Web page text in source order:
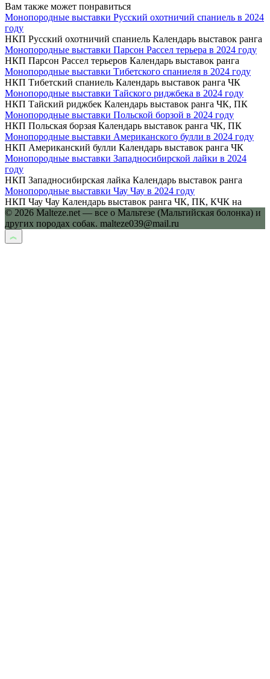
Вам также может понравиться
Монопородные выставки Русский охотничий спаниель в 2024
году
НКП Русский охотничий спаниель Календарь выставок ранга
Монопородные выставки Парсон Рассел терьера в 2024 году
НКП Парсон Рассел терьеров Календарь выставок ранга
Монопородные выставки Тибетского спаниеля в 2024 году
НКП Тибетский спаниель Календарь выставок ранга ЧК
Монопородные выставки Тайского риджбека в 2024 году
НКП Тайский риджбек Календарь выставок ранга ЧК, ПК
Монопородные выставки Польской борзой в 2024 году
НКП Польская борзая Календарь выставок ранга ЧК, ПК
Монопородные выставки Американского булли в 2024 году
НКП Американский булли Календарь выставок ранга ЧК
Монопородные выставки Западносибирской лайки в 2024
году
НКП Западносибирская лайка Календарь выставок ранга
Монопородные выставки Чау Чау в 2024 году
НКП Чау Чау Календарь выставок ранга ЧК, ПК, КЧК на
© 2026 Malteze.net — все о Мальтезе (Мальтийская болонка) и
других породах собак. malteze039@mail.ru